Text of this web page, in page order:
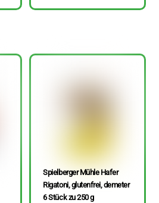
Spielberger Mühle Hafer
Rigatoni, glutenfrei, demeter
6 Stück zu 250 g